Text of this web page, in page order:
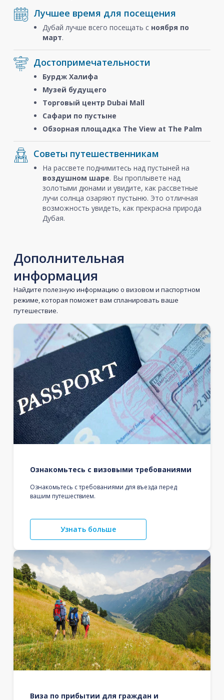
Лучшее время для посещения
Дубай лучше всего посещать с ноября по
март.
Достопримечательности
Бурдж Халифа
Музей будущего
Торговый центр Dubai Mall
Сафари по пустыне
Обзорная площадка The View at The Palm
Советы путешественникам
На рассвете поднимитесь над пустыней на
воздушном шаре. Вы проплывете над
золотыми дюнами и увидите, как рассветные
лучи солнца озаряют пустыню. Это отличная
возможность увидеть, как прекрасна природа
Дубая.
Дополнительная
информация
Найдите полезную информацию о визовом и паспортном
режиме, которая поможет вам спланировать ваше
путешествие.
Ознакомьтесь с визовыми требованиями
Ознакомьтесь с требованиями для въезда перед
вашим путешествием.
Узнать больше
Виза по прибытии для граждан и